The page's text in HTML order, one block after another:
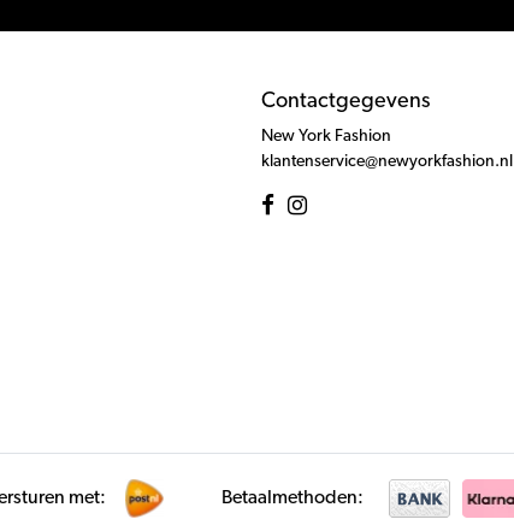
Contactgegevens
New York Fashion
klantenservice@newyorkfashion.nl
met: Betaalmethoden: